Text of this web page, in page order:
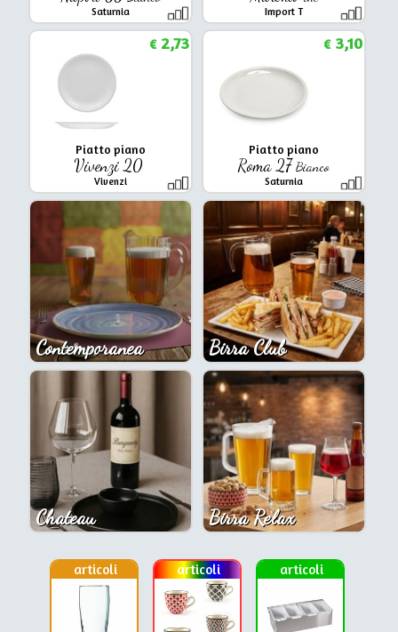
Saturnia Import T
Piatto piano
Vivenzi 20
Vivenzi
€2,73
Piatto piano
Roma 27Bianco
Saturnia
€3,10
Contemporanea Birra Club
Chateau Birra Relax
articoli articoli articoli